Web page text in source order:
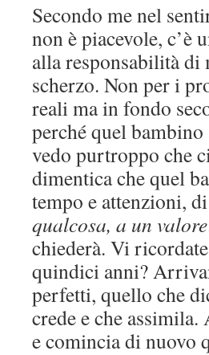
Secondo me nel
non è piacevole, c’è
alla responsabilità di
scherzo. Non per i
reali ma in fondo
perché quel
vedo purtroppo che
dimentica che quel
tempo e attenzioni,
qualcosa, a un valore
chiederà. Vi
quindici anni?
perfetti, quello che
crede e che
e comincia di nuovo